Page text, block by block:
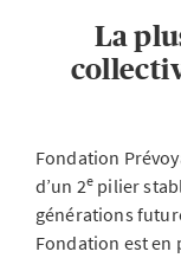
La
Fondation
d’un 2e pilier
générations
Fondation est en